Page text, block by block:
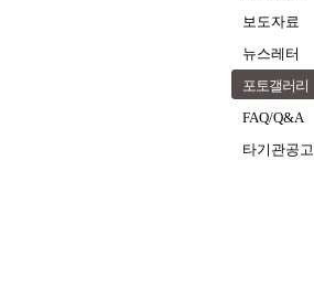
보도자료
뉴스레터
포토갤러리
FAQ/Q&A
타기관공고